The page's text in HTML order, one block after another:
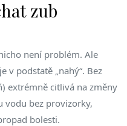
zub
není problém. Ale
v podstatě „nahý“. Bez
extrémně citlivá na změny
vodu bez provizorky,
bolesti.